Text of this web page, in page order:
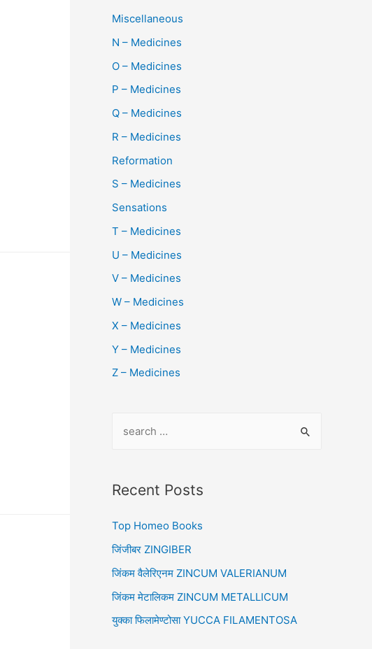
Miscellaneous
N – Medicines
O – Medicines
P – Medicines
Q – Medicines
R – Medicines
Reformation
S – Medicines
Sensations
T – Medicines
U – Medicines
V – Medicines
W – Medicines
X – Medicines
Y – Medicines
Z – Medicines
r
h
f
o
r
Recent Posts
Top Homeo Books
जिंजीबर ZINGIBER
जिंकम वैलेरिएनम ZINCUM VALERIANUM
जिंकम मेटालिकम ZINCUM METALLICUM
युक्का फिलामेण्टोसा YUCCA FILAMENTOSA